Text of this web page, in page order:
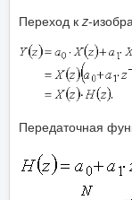
Переход кz-
Передаточная